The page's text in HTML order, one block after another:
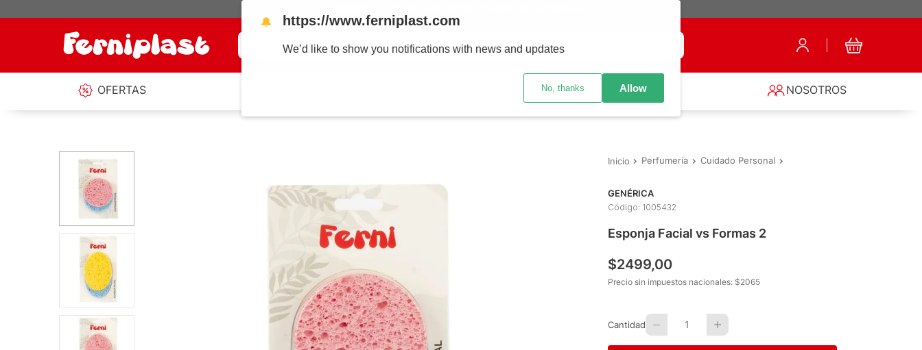
¿Qué estás buscando?
OFERTAS SUCURSALES NOSOTROS
Perfumería Cuidado Personal
GENÉRICA
Código: 1005432
Esponja Facial vs Formas 2
$2499,00
Precio sin impuestos nacionales: $2065
Cantidad 1
🔔 https://www.ferniplast.com
We’d like to show you notifications with news and updates
No, thanks Allow